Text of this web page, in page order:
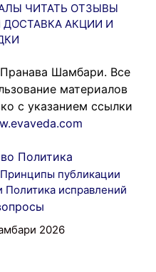
ЧИТАТЬ ОТЗЫВЫ
АКЦИИ И
Шамбари. Все
материалов
с указанием ссылки
Политика
Принципы публикации
Политика исправлений
2026